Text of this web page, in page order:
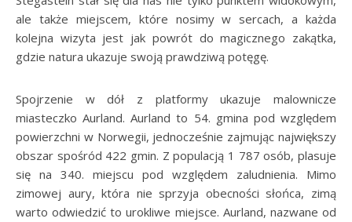
ale także miejscem, które nosimy w sercach, a każda
kolejna wizyta jest jak powrót do magicznego zakątka,
gdzie natura ukazuje swoją prawdziwą potęgę.
Spojrzenie w dół z platformy ukazuje malownicze
miasteczko Aurland. Aurland to 54. gmina pod względem
powierzchni w Norwegii, jednocześnie zajmując największy
obszar spośród 422 gmin. Z populacją 1 787 osób, plasuje
się na 340. miejscu pod względem zaludnienia. Mimo
zimowej aury, która nie sprzyja obecności słońca, zimą
warto odwiedzić to urokliwe miejsce. Aurland, nazwane od